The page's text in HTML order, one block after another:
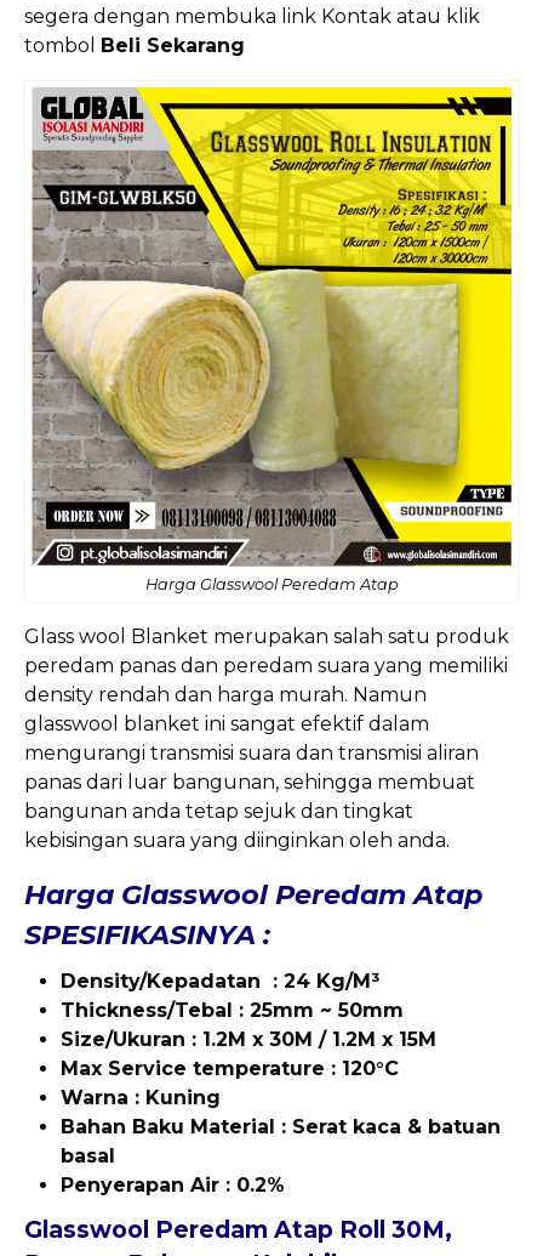
segera dengan membuka link Kontak atau klik
tombol Beli Sekarang
Harga Glasswool Peredam Atap
Glass wool Blanket merupakan salah satu produk
peredam panas dan peredam suara yang memiliki
density rendah dan harga murah. Namun
glasswool blanket ini sangat efektif dalam
mengurangi transmisi suara dan transmisi aliran
panas dari luar bangunan, sehingga membuat
bangunan anda tetap sejuk dan tingkat
kebisingan suara yang diinginkan oleh anda.
Harga Glasswool Peredam Atap
SPESIFIKASINYA :
Density/Kepadatan : 24 Kg/M³
Thickness/Tebal : 25mm ~ 50mm
Size/Ukuran : 1.2M x 30M / 1.2M x 15M
Max Service temperature : 120°C
Warna : Kuning
Bahan Baku Material : Serat kaca & batuan
basal
Penyerapan Air : 0.2%
Glasswool Peredam Atap Roll 30M,